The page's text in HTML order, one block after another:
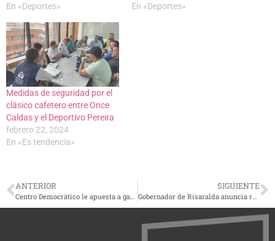
En «Deportes»
En «Deportes»
Medidas de seguridad por el
clásico cafetero entre Once
Caldas y el Deportivo Pereira
febrero 22, 2024
En «Es tendencia»
ANTERIOR SIGUIENTE
Gobernador de Risaralda anuncia recompensa de 20 millones de pesos por información de masacre en Santuario